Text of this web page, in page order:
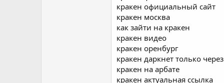
кракен официальный сайт
кракен москва
как зайти на кракен
кракен видео
кракен оренбург
кракен даркнет только через
кракен на арбате
кракен актуальная ссылка